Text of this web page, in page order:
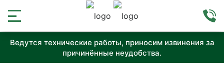
Ведутся технические работы, приносим извинения за
причинённые неудобства.